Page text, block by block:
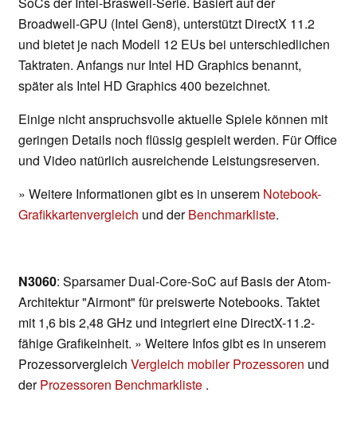
Broadwell-GPU (Intel Gen8), unterstützt DirectX 11.2
und bietet je nach Modell 12 EUs bei unterschiedlichen
Taktraten. Anfangs nur Intel HD Graphics benannt,
später als Intel HD Graphics 400 bezeichnet.
Einige nicht anspruchsvolle aktuelle Spiele können mit
geringen Details noch flüssig gespielt werden. Für Office
und Video natürlich ausreichende Leistungsreserven.
» Weitere Informationen gibt es in unserem Notebook-
Grafikkartenvergleich und derBenchmarkliste.
N3060: Sparsamer Dual-Core-SoC auf Basis der Atom-
Architektur "Airmont" für preiswerte Notebooks. Taktet
mit 1,6 bis 2,48 GHz und integriert eine DirectX-11.2-
fähige Grafikeinheit. » Weitere Infos gibt es in unserem
Prozessorvergleich Vergleich mobiler Prozessoren und
derProzessoren Benchmarkliste .